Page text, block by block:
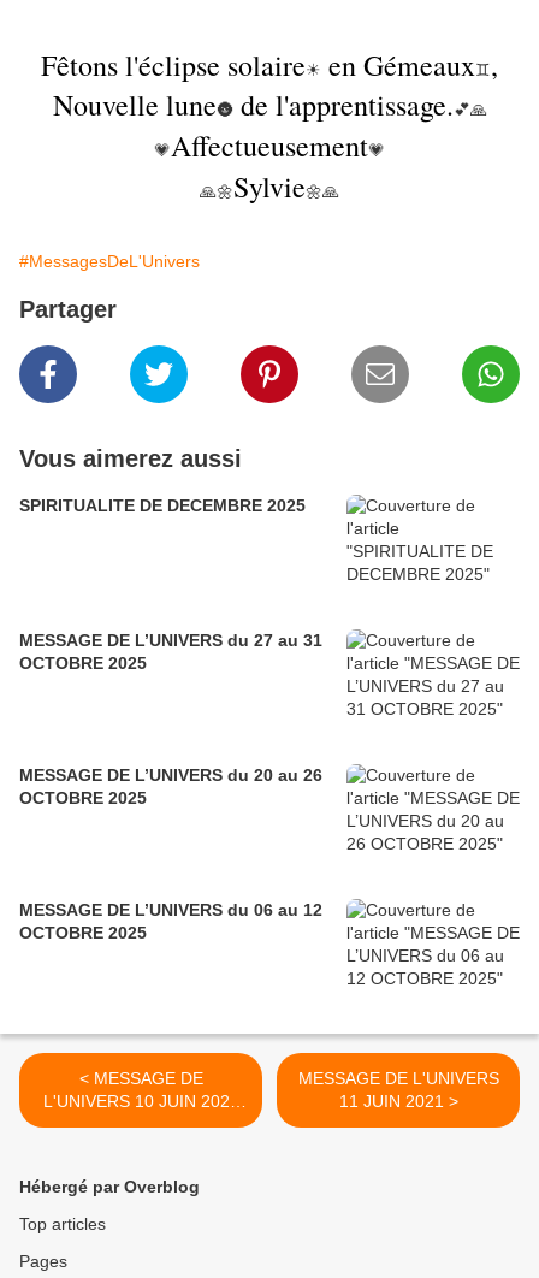
Fêtons l'éclipse solaire☀ en Gémeaux♊,
Nouvelle lune🌚de l'apprentissage.💕🙏
💗Affectueusement💗
🙏🌼Sylvie🌼🙏
#MessagesDeL'Univers
Partager
Vous aimerez aussi
SPIRITUALITE DE DECEMBRE 2025
MESSAGE DE L’UNIVERS du 27 au 31
OCTOBRE 2025
MESSAGE DE L’UNIVERS du 20 au 26
OCTOBRE 2025
MESSAGE DE L’UNIVERS du 06 au 12
OCTOBRE 2025
< MESSAGE DE
L'UNIVERS 10 JUIN 2021
LE PALAIS NOUS INVITE A
VIE
MESSAGE DE L'UNIVERS
11 JUIN 2021 >
Hébergé par Overblog
Top articles
Pages